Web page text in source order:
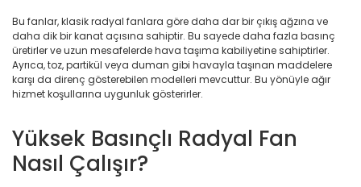
Bu fanlar, klasik radyal fanlara göre daha dar bir çıkış ağzına ve
daha dik bir kanat açısına sahiptir. Bu sayede daha fazla basınç
üretirler ve uzun mesafelerde hava taşıma kabiliyetine sahiptirler.
Ayrıca, toz, partikül veya duman gibi havayla taşınan maddelere
karşı da direnç gösterebilen modelleri mevcuttur. Bu yönüyle ağır
hizmet koşullarına uygunluk gösterirler.
Yüksek Basınçlı Radyal Fan
Nasıl Çalışır?